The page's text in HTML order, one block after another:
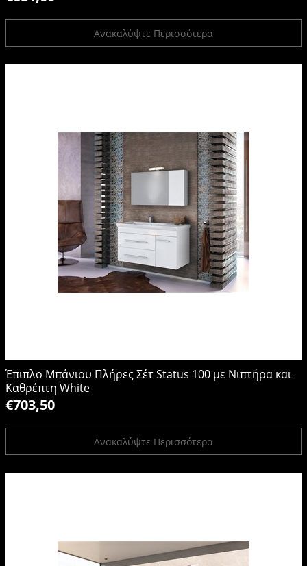
Ανακαλύψτε Περισσότερα
Έπιπλο Μπάνιου Πλήρες Σέτ Status 100 με Νιπτήρα και
Καθρέπτη White
€703,50
Ανακαλύψτε Περισσότερα